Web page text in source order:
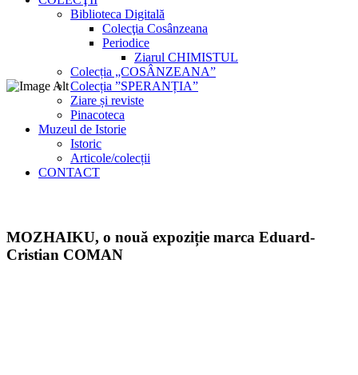
Biblioteca Digitală
Colecţia Cosânzeana
Periodice
Ziarul CHIMISTUL
Colecția „COSÂNZEANA”
Colecția ”SPERANȚIA”
Ziare și reviste
Pinacoteca
Muzeul de Istorie
Istoric
Articole/colecții
CONTACT
MOZHAIKU, o nouă expoziție marca Eduard-
Cristian COMAN